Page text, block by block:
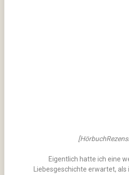
Eigentlich hatte ich eine
Liebesgeschichte erwartet,